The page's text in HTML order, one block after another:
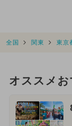
全国 関東 東京
オススメ